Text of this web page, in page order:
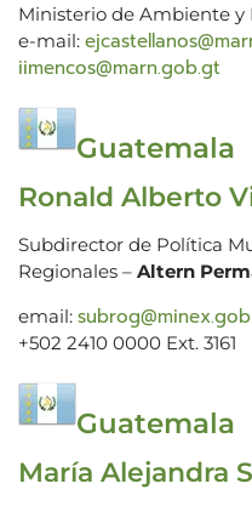
Ministerio de Ambiente y
e-mail:
iimencos@marn.gob.gt
Guatemala
Ronald Alberto
Subdirector de Política
Regionales – Altern
email:
+502 2410 0000 Ext. 3161
Guatemala
María Alejandra